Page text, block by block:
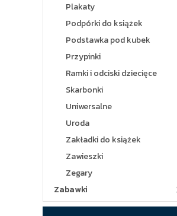
Plakaty
Podpórki do książek
Podstawka pod kubek
Przypinki
Ramki i odciski dziecięce
Skarbonki
Uniwersalne
Uroda
Zakładki do książek
Zawieszki
Zegary
Zabawki